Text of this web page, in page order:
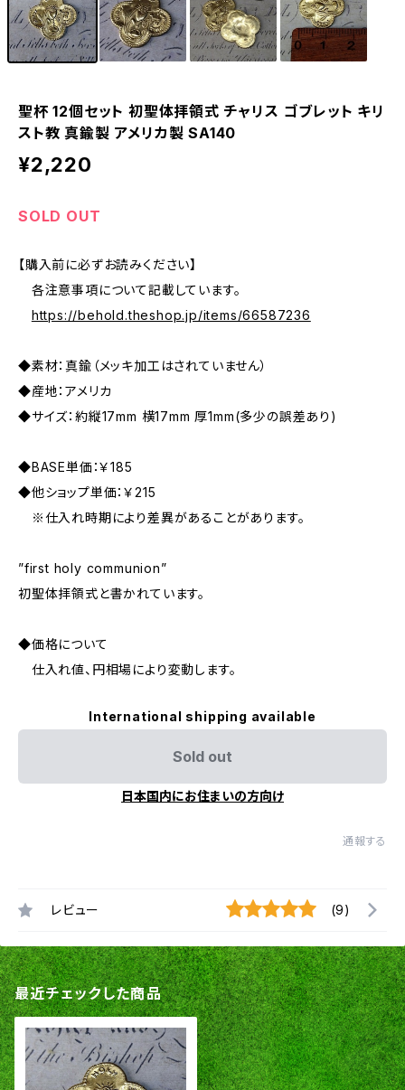
聖杯 12個セット 初聖体拝領式 チャリス ゴブレット キリ
スト教 真鍮製 アメリカ製 SA140
¥2,220
SOLD OUT
【購入前に必ずお読みください】
各注意事項について記載しています。
https://behold.theshop.jp/items/66587236
◆素材：真鍮（メッキ加工はされていません）
◆産地：アメリカ
◆サイズ：約縦17mm 横17mm 厚1mm(多少の誤差あり)
◆BASE単価：￥185
◆他ショップ単価：￥215
※仕入れ時期により差異があることがあります。
”first holy communion”
初聖体拝領式と書かれています。
◆価格について
仕入れ値、円相場により変動します。
International shipping available
Sold out
日本国内にお住まいの方向け
通報する
レビュー (9)
最近チェックした商品